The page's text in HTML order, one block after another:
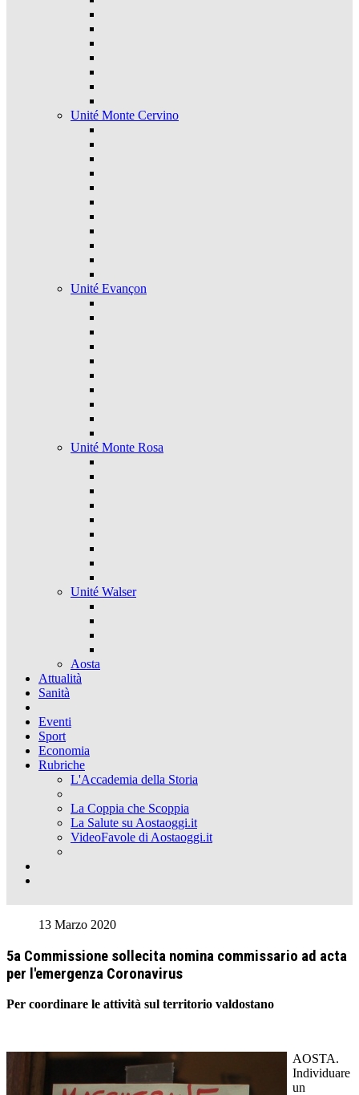
Unité Monte Cervino
Unité Evançon
Unité Monte Rosa
Unité Walser
Aosta
Attualità
Sanità
Eventi
Sport
Economia
Rubriche
L'Accademia della Storia
La Coppia che Scoppia
La Salute su Aostaoggi.it
VideoFavole di Aostaoggi.it
13 Marzo 2020
5a Commissione sollecita nomina commissario ad acta
per l'emergenza Coronavirus
Per coordinare le attività sul territorio valdostano
AOSTA.
Individuare
un